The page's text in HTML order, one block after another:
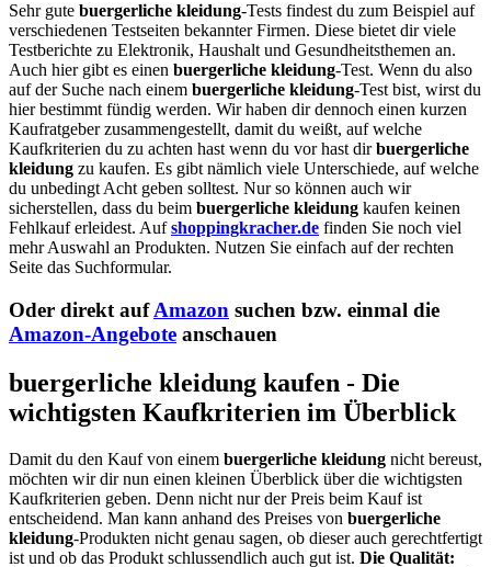
Sehr gute buergerliche kleidung-Tests findest du zum Beispiel auf
verschiedenen Testseiten bekannter Firmen. Diese bietet dir viele
Testberichte zu Elektronik, Haushalt und Gesundheitsthemen an.
Auch hier gibt es einen buergerliche kleidung-Test. Wenn du also
auf der Suche nach einem buergerliche kleidung-Test bist, wirst du
hier bestimmt fündig werden. Wir haben dir dennoch einen kurzen
Kaufratgeber zusammengestellt, damit du weißt, auf welche
Kaufkriterien du zu achten hast wenn du vor hast dirbuergerliche
kleidung zu kaufen. Es gibt nämlich viele Unterschiede, auf welche
du unbedingt Acht geben solltest. Nur so können auch wir
sicherstellen, dass du beim buergerliche kleidung kaufen keinen
Fehlkauf erleidest. Aufshoppingkracher.de finden Sie noch viel
mehr Auswahl an Produkten. Nutzen Sie einfach auf der rechten
Seite das Suchformular.
Oder direkt aufAmazon suchen bzw. einmal die
Amazon-Angebote anschauen
buergerliche kleidung kaufen - Die
wichtigsten Kaufkriterien im Überblick
Damit du den Kauf von einem buergerliche kleidung nicht bereust,
möchten wir dir nun einen kleinen Überblick über die wichtigsten
Kaufkriterien geben. Denn nicht nur der Preis beim Kauf ist
entscheidend. Man kann anhand des Preises von buergerliche
kleidung-Produkten nicht genau sagen, ob dieser auch gerechtfertigt
ist und ob das Produkt schlussendlich auch gut ist. Die Qualität: